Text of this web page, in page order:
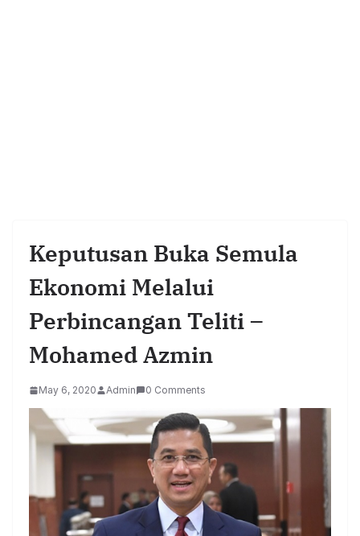
Keputusan Buka Semula
Ekonomi Melalui
Perbincangan Teliti –
Mohamed Azmin
May 6, 2020 Admin 0 Comments